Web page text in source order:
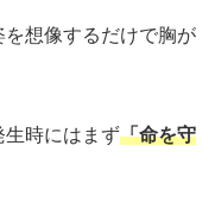
想像するだけで胸が
生時にはまず「命を守